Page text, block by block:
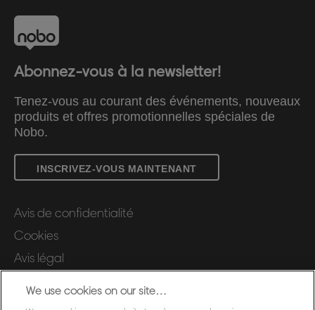
Abonnez-vous à la newsletter!
Tenez-vous au courant des événements, nouveaux
produits et offres promotionnelles spéciales de
Nobo.
INSCRIVEZ-VOUS MAINTENANT
Avis de confidentialité
Cookies
Avis légal
We use cookies on our site…